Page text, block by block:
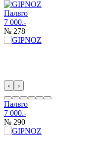
Пальто
7 000.-
№ 278
‹ ›
Пальто
7 000.-
№ 290